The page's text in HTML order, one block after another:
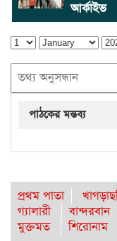
আর্কাইভ
পাঠকের মন্তব্য
প্রথম পাতা
গ্যালারী
বান্দরবান
মুক্তমত
শিরোনাম